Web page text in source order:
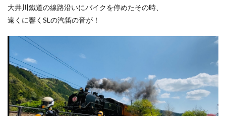
大井川鐵道の線路沿いにバイクを停めたその時、
遠くに響くSLの汽笛の音が！